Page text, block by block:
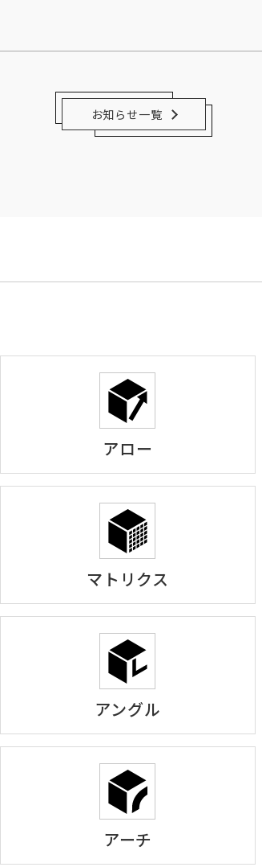
お知らせ一覧
アロー
マトリクス
アングル
アーチ